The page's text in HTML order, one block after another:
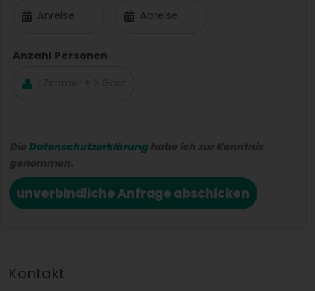
Anzahl Personen
Die Datenschutzerklärunghabe ich zur Kenntnis
genommen.
unverbindliche Anfrage abschicken
Kontakt